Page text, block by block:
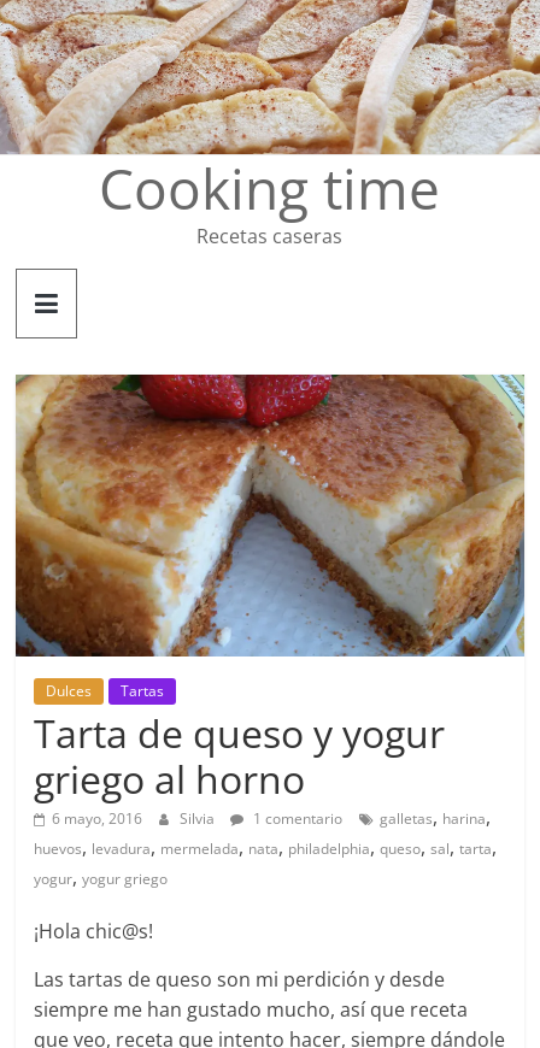
Saltar
al
contenido
Cooking time
Recetas caseras
Dulces Tartas
Tarta de queso y yogur
griego al horno
6 mayo, 2016 Silvia 1 comentario galletas, harina,
huevos, levadura, mermelada, nata, philadelphia,queso,sal,tarta,
yogur,yogur griego
¡Hola chic@s!
Las tartas de queso son mi perdición y desde
siempre me han gustado mucho, así que receta
que veo, receta que intento hacer, siempre dándole